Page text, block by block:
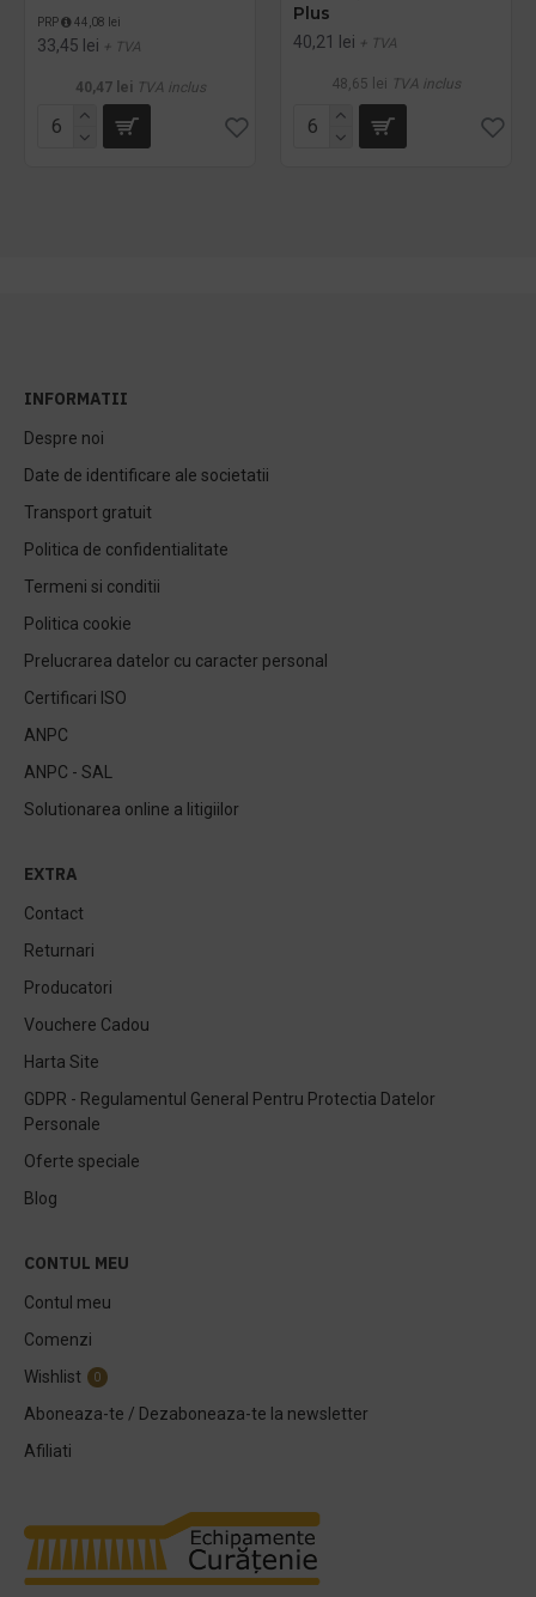
PRP 44,08 lei
33,45 lei + TVA
40,47 lei TVA inclus
Plus
40,21 lei + TVA
48,65 lei TVA inclus
INFORMATII
Despre noi
Date de identificare ale societatii
Transport gratuit
Politica de confidentialitate
Termeni si conditii
Politica cookie
Prelucrarea datelor cu caracter personal
Certificari ISO
ANPC
ANPC - SAL
Solutionarea online a litigiilor
EXTRA
Contact
Returnari
Producatori
Vouchere Cadou
Harta Site
GDPR - Regulamentul General Pentru Protectia Datelor
Personale
Oferte speciale
Blog
CONTUL MEU
Contul meu
Comenzi
Wishlist
0
Aboneaza-te / Dezaboneaza-te la newsletter
Afiliati